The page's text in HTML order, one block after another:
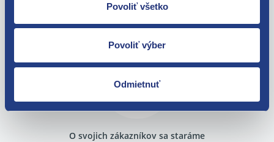
Povoliť všetko
Povoliť výber
Odmietnuť
Nie ste spokojní? Vyriešime to!
Tovar môžete vrátiť do 60 dní od
O svojich zákazníkov sa staráme